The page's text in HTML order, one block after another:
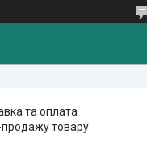
та оплата
продажу товару